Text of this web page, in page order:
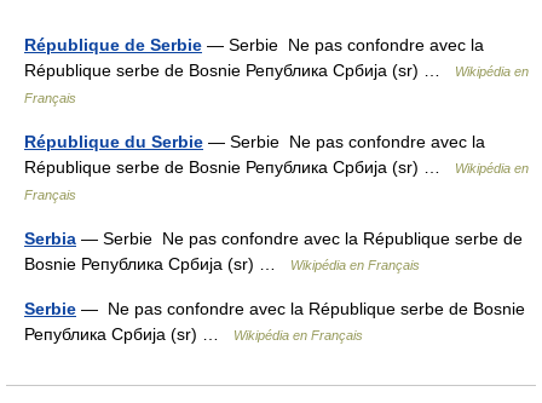
République de Serbie — Serbie Ne pas confondre avec la
République serbe de Bosnie Република Сpбија (sr) …
Wikipédia en
Français
République du Serbie — Serbie Ne pas confondre avec la
République serbe de Bosnie Република Сpбија (sr) …
Wikipédia en
Français
Serbia — Serbie Ne pas confondre avec la République serbe de
Bosnie Република Сpбија (sr) …
Wikipédia en Français
Serbie — Ne pas confondre avec la République serbe de Bosnie
Република Сpбија (sr) …
Wikipédia en Français